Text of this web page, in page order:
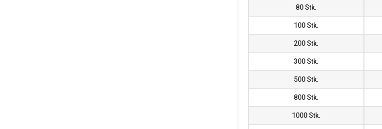
80Stk.
100Stk.
200Stk.
300Stk.
500Stk.
800Stk.
1000Stk.